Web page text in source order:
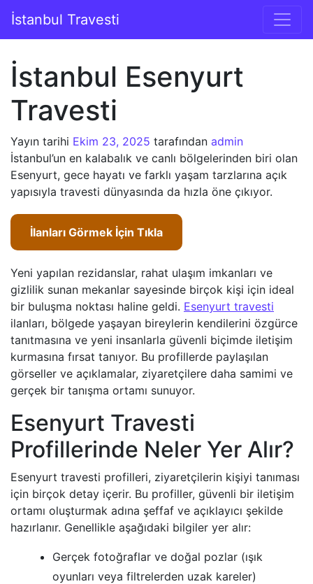
İçeriğe geç
Ana gezinti
İstanbul Travesti
İstanbul Esenyurt
Travesti
Yayın tarihi Ekim 23, 2025 tarafından admin
İstanbul’un en kalabalık ve canlı bölgelerinden biri olan
Esenyurt, gece hayatı ve farklı yaşam tarzlarına açık
yapısıyla travesti dünyasında da hızla öne çıkıyor.
İlanları Görmek İçin Tıkla
Yeni yapılan rezidanslar, rahat ulaşım imkanları ve
gizlilik sunan mekanlar sayesinde birçok kişi için ideal
bir buluşma noktası haline geldi. Esenyurt travesti
ilanları, bölgede yaşayan bireylerin kendilerini özgürce
tanıtmasına ve yeni insanlarla güvenli biçimde iletişim
kurmasına fırsat tanıyor. Bu profillerde paylaşılan
görseller ve açıklamalar, ziyaretçilere daha samimi ve
gerçek bir tanışma ortamı sunuyor.
Esenyurt Travesti
Profillerinde Neler Yer Alır?
Esenyurt travesti profilleri, ziyaretçilerin kişiyi tanıması
için birçok detay içerir. Bu profiller, güvenli bir iletişim
ortamı oluşturmak adına şeffaf ve açıklayıcı şekilde
hazırlanır. Genellikle aşağıdaki bilgiler yer alır:
Gerçek fotoğraflar ve doğal pozlar (ışık
oyunları veya filtrelerden uzak kareler)